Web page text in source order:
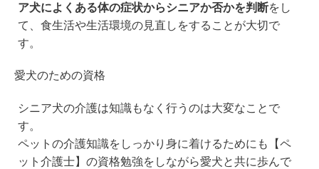
ア犬によくある体の症状からシニアか否かを判断をし
て、食生活や生活環境の見直しをすることが大切で
す。
愛犬のための資格
シニア犬の介護は知識もなく行うのは大変なことで
す。
ペットの介護知識をしっかり身に着けるためにも【ペ
ット介護士】の資格勉強をしながら愛犬と共に歩んで